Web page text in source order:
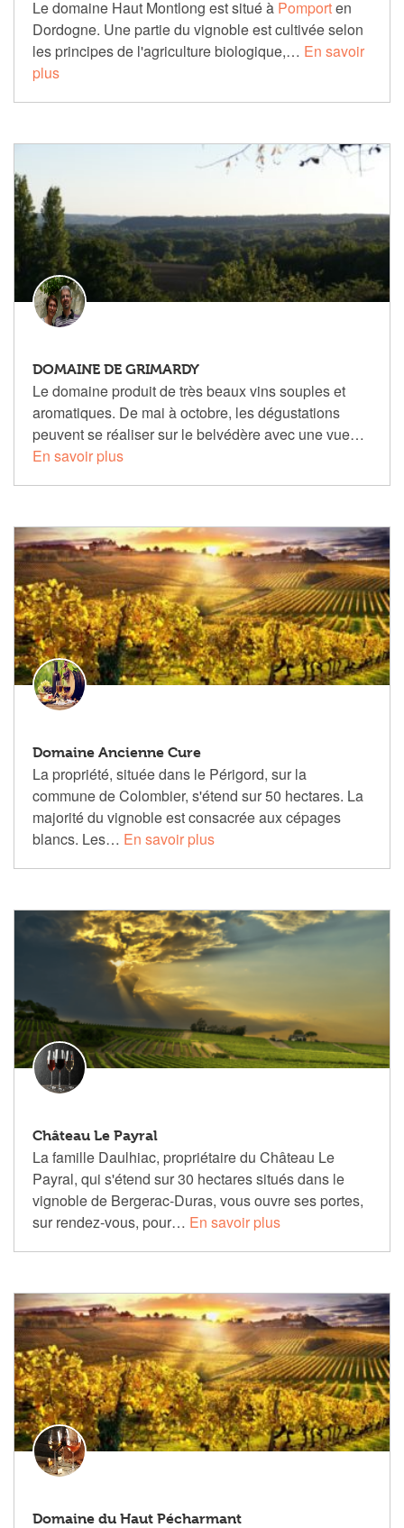
Le domaine Haut Montlong est situé à Pomporten
Dordogne. Une partie du vignoble est cultivée selon
les principes de l'agriculture biologique,… En savoir
plus
DOMAINE DE GRIMARDY
Le domaine produit de très beaux vins souples et
aromatiques. De mai à octobre, les dégustations
peuvent se réaliser sur le belvédère avec une vue…
En savoir plus
Domaine Ancienne Cure
La propriété, située dans le Périgord, sur la
commune de Colombier, s'étend sur 50 hectares. La
majorité du vignoble est consacrée aux cépages
blancs. Les… En savoir plus
Château Le Payral
La famille Daulhiac, propriétaire du Château Le
Payral, qui s'étend sur 30 hectares situés dans le
vignoble de Bergerac-Duras, vous ouvre ses portes,
sur rendez-vous, pour… En savoir plus
Domaine du Haut Pécharmant